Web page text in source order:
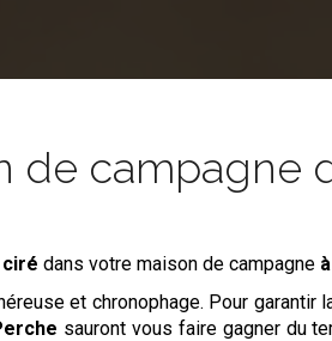
de campagne
ciré dans votre maison de campagne
et chronophage. Pour garantir
sauront vous faire gagner du